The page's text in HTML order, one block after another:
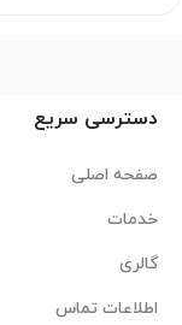
دسترسی سریع
صفحه اصلی
خدمات
گالری
اطلاعات تماس